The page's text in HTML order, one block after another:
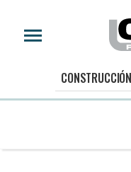
CONSTRUCCIÓN